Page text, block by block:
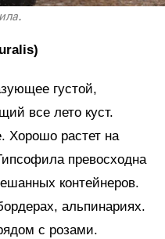
густой,
все лето куст.
Хорошо растет на
превосходна
контейнеров.
альпинариях.
с розами.